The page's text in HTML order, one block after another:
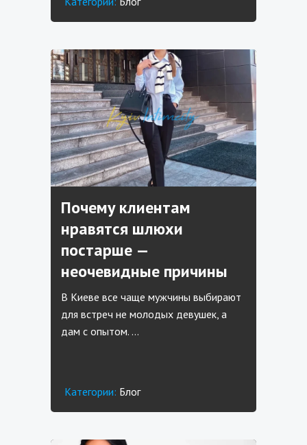
Почему клиентам
нравятся шлюхи
постарше —
неочевидные причины
В Киеве все чаще мужчины выбирают
для встреч не молодых девушек, а
дам с опытом. …
Категории: Блог